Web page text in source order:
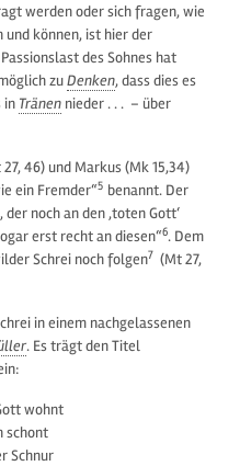
werden oder sich fragen, wie
können, ist hier der
des Sohnes hat
zuDenken, dass dies es
in Tränen nieder . . . – über
46) und Markus (Mk 15,34)
ein Fremder“5 benannt. Der
noch an den ‚toten Gott‘
erst recht an diesen“6. Dem
Schrei noch folgen7 (Mt 27,
in einem nachgelassenen
. Es trägt den Titel
wohnt
schont
Schnur